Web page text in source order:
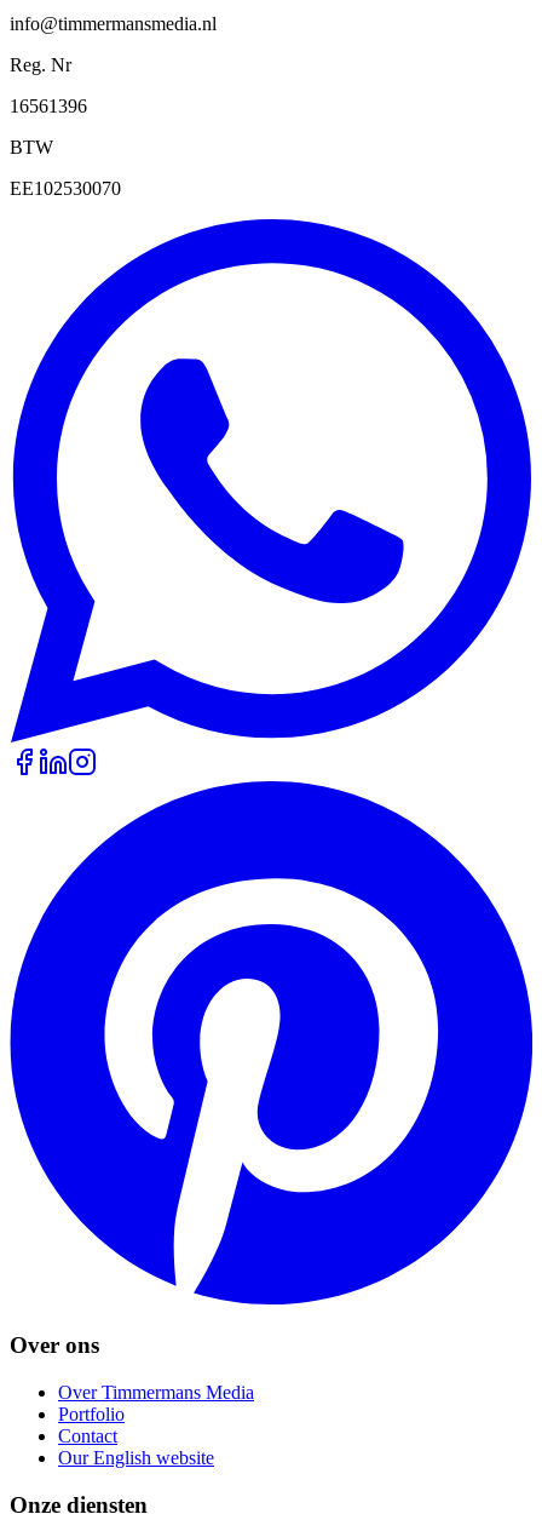
info@timmermansmedia.nl
Reg. Nr
16561396
BTW
EE102530070
Over ons
Over Timmermans Media
Portfolio
Contact
Our English website
Onze diensten